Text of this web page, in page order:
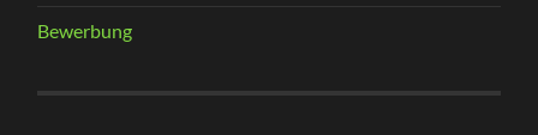
Bewerbung